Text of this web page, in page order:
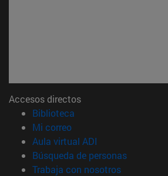
Accesos directos
Biblioteca
Mi correo(abre en nueva ventana)
Aula virtual ADI
Búsqueda de personas(abre en
Trabaja con nosotros(abre en